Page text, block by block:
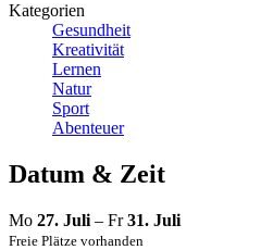
Kategorien
Gesundheit
Kreativität
Lernen
Natur
Sport
Abenteuer
Datum & Zeit
Mo 27. Juli – Fr31. Juli
Freie Plätze vorhanden